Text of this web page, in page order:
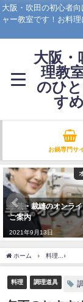
大阪・吹田の初心者
ャー教室です！お料
大阪・
理教
のひ
す
お鍋専門サ
手芸・裁縫のオンラ
ご案内
2021年9月13日
ホーム 料理
料理 調理道具